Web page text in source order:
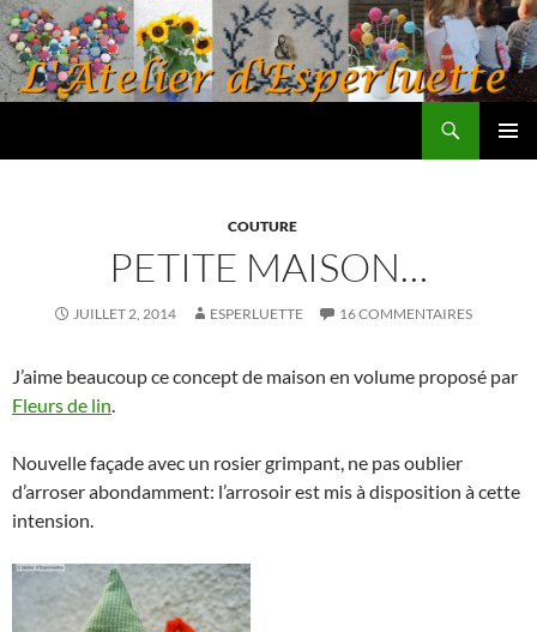
Aller
au
contenu
COUTURE
PETITE MAISON…
JUILLET 2, 2014 ESPERLUETTE 16 COMMENTAIRES
J’aime beaucoup ce concept de maison en volume proposé par
Fleurs de lin.
Nouvelle façade avec un rosier grimpant, ne pas oublier
d’arroser abondamment: l’arrosoir est mis à disposition à cette
intension.